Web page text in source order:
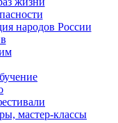
народов России
мастер-классы